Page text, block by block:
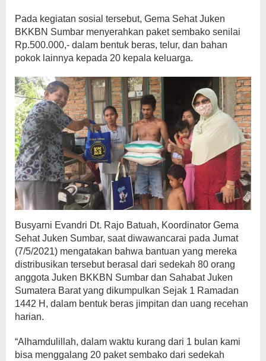
Pada kegiatan sosial tersebut, Gema Sehat Juken
BKKBN Sumbar menyerahkan paket sembako senilai
Rp.500.000,- dalam bentuk beras, telur, dan bahan
pokok lainnya kepada 20 kepala keluarga.
Busyarni Evandri Dt. Rajo Batuah, Koordinator Gema
Sehat Juken Sumbar, saat diwawancarai pada Jumat
(7/5/2021) mengatakan bahwa bantuan yang mereka
distribusikan tersebut berasal dari sedekah 80 orang
anggota Juken BKKBN Sumbar dan Sahabat Juken
Sumatera Barat yang dikumpulkan Sejak 1 Ramadan
1442 H, dalam bentuk beras jimpitan dan uang recehan
harian.
“Alhamdulillah, dalam waktu kurang dari 1 bulan kami
bisa menggalang 20 paket sembako dari sedekah